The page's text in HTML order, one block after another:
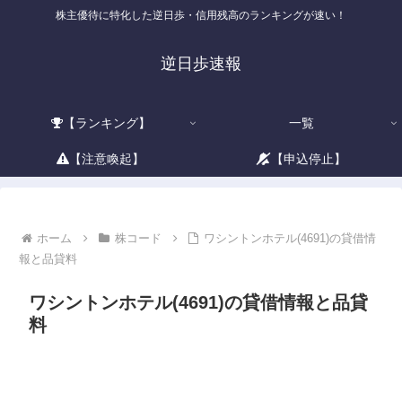
株主優待に特化した逆日歩・信用残高のランキングが速い！
逆日歩速報
【ランキング】 一覧
【注意喚起】 【申込停止】
ホーム 株コード
ワシントンホテル(4691)の貸借情
報と品貸料
ワシントンホテル(4691)の貸借情報と品貸
料